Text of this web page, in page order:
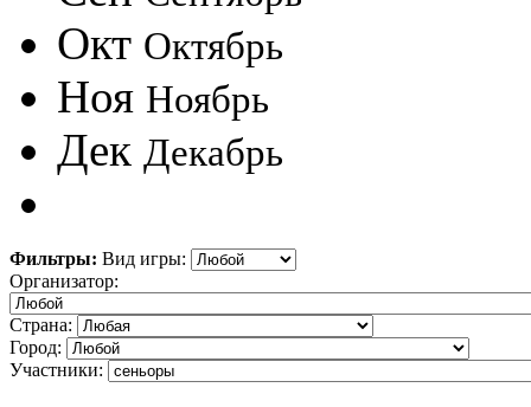
Окт Октябрь
Ноя Ноябрь
Дек Декабрь
Фильтры: Вид игры:
Организатор:
Страна:
Город:
Участники: